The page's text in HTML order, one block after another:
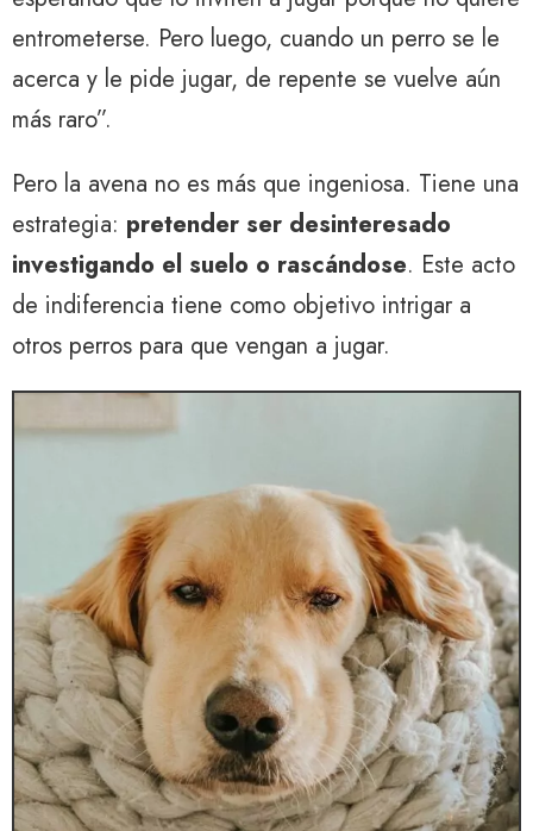
entrometerse. Pero luego, cuando un perro se le
acerca y le pide jugar, de repente se vuelve aún
más raro”.
Pero la avena no es más que ingeniosa. Tiene una
estrategia: pretender ser desinteresado
investigando el suelo o rascándose. Este acto
de indiferencia tiene como objetivo intrigar a
otros perros para que vengan a jugar.